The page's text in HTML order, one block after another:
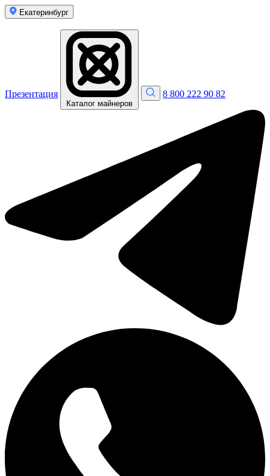
Екатеринбург
Презентация
Каталог майнеров
8 800 222 90 82